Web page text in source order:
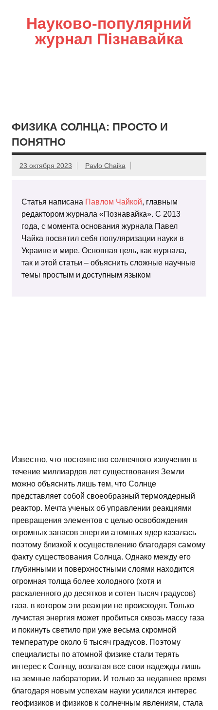
Науково-популярний
журнал Пізнавайка
ФИЗИКА СОЛНЦА: ПРОСТО И
ПОНЯТНО
23 октября 2023 Pavlo Chaika
Статья написана Павлом Чайкой, главным
редактором журнала «Познавайка». С 2013
года, с момента основания журнала Павел
Чайка посвятил себя популяризации науки в
Украине и мире. Основная цель, как журнала,
так и этой статьи – объяснить сложные научные
темы простым и доступным языком
Известно, что постоянство солнечного излучения в
течение миллиардов лет существования Земли
можно объяснить лишь тем, что Солнце
представляет собой своеобразный термоядерный
реактор. Мечта ученых об управлении реакциями
превращения элементов с целью освобождения
огромных запасов энергии атомных ядер казалась
поэтому близкой к осуществлению благодаря самому
факту существования Солнца. Однако между его
глубинными и поверхностными слоями находится
огромная толща более холодного (хотя и
раскаленного до десятков и сотен тысяч градусов)
газа, в котором эти реакции не происходят. Только
лучистая энергия может пробиться сквозь массу газа
и покинуть светило при уже весьма скромной
температуре около 6 тысяч градусов. Поэтому
специалисты по атомной физике стали терять
интерес к Солнцу, возлагая все свои надежды лишь
на земные лаборатории. И только за недавнее время
благодаря новым успехам науки усилился интерес
геофизиков и физиков к солнечным явлениям, стала